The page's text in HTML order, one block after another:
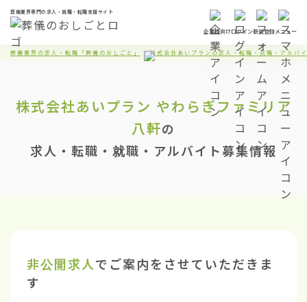
葬儀業界専門の求人・就職・転職支援サイト
企業様向けログイン新規登録メニュー
葬儀業界の求人・転職「葬儀のおしごと」 株式会社あいプランの求人・転職・就職・アルバ
株式会社あいプラン やわらぎファミリア
八軒の
求人・転職・就職・アルバイト募集情報
非公開求人でご案内をさせていただきま
す